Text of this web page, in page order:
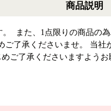
商品説明
また、1点限りの商品
了承くださいませ。 当
了承くださいますよう